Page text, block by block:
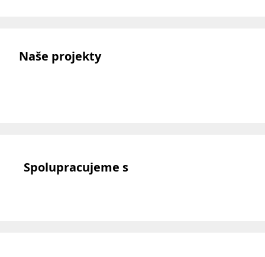
Naše projekty
Spolupracujeme s